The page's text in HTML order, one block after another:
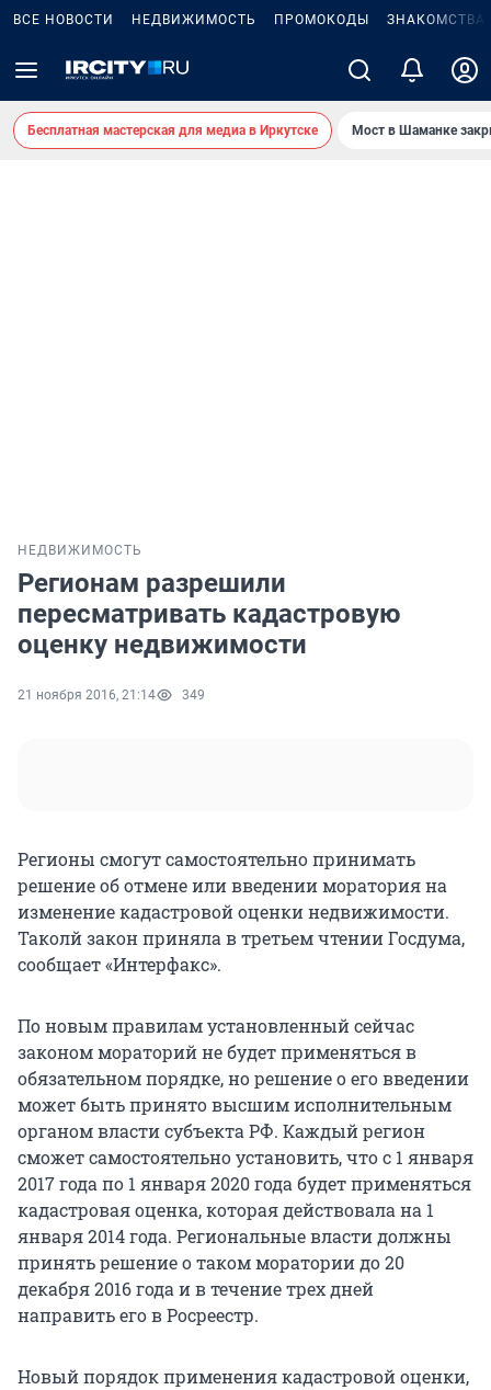
ВСЕ НОВОСТИ НЕДВИЖИМОСТЬ ПРОМОКОДЫ ЗНАКОМСТВА
Бесплатная мастерская для медиа в Иркутске Мост в Шаманке
НЕДВИЖИМОСТЬ
Регионам разрешили
пересматривать кадастровую
оценку недвижимости
21 ноября 2016, 21:14 349
Регионы смогут самостоятельно принимать
решение об отмене или введении моратория на
изменение кадастровой оценки недвижимости.
Таколй закон приняла в третьем чтении Госдума,
сообщает «Интерфакс».
По новым правилам установленный сейчас
законом мораторий не будет применяться в
обязательном порядке, но решение о его введении
может быть принято высшим исполнительным
органом власти субъекта РФ. Каждый регион
сможет самостоятельно установить, что с 1 января
2017 года по 1 января 2020 года будет применяться
кадастровая оценка, которая действовала на 1
января 2014 года. Региональные власти должны
принять решение о таком моратории до 20
декабря 2016 года и в течение трех дней
направить его в Росреестр.
Новый порядок применения кадастровой оценки,